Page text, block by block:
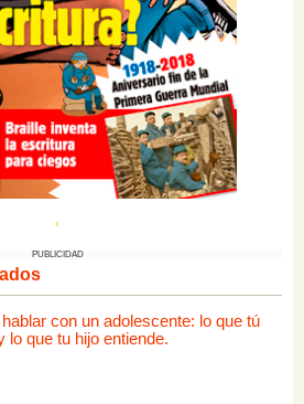
PUBLICIDAD
con un adolescente: lo que tú
lo que tu hijo entiende.